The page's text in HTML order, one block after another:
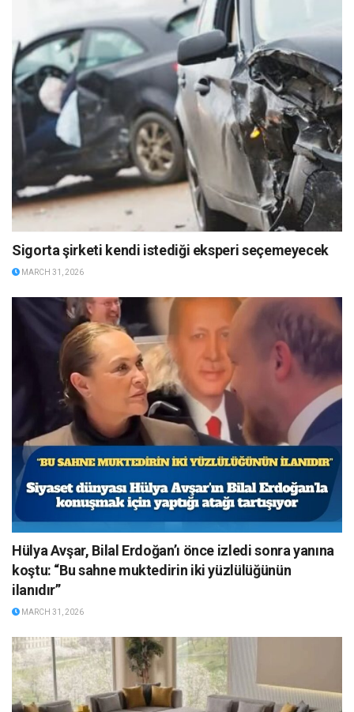
Sigorta şirketi kendi istediği eksperi seçemeyecek
MARCH 31, 2026
Hülya Avşar, Bilal Erdoğan’ı önce izledi sonra yanına
koştu: “Bu sahne muktedirin iki yüzlülüğünün
ilanıdır”
MARCH 31, 2026